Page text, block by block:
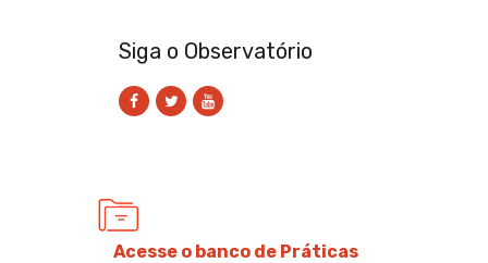
Siga o Observatório
Acesse o banco de Práticas